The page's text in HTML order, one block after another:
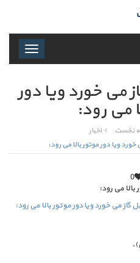
Toggle
می خورد ویا دور
می رود:
نخست
اخبار
ویا دور موتور بالا می رود:
0
می رود: